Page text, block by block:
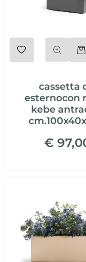
cassetta
esternocon
kebe
€